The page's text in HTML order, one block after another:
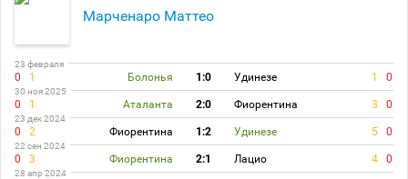
Марченаро Маттео
23 февраля
0 1 Болонья 1:0 Удинезе 1 0
30 ноя 2025
0 1 Аталанта 2:0 Фиорентина 3 0
23 дек 2024
0 2 Фиорентина 1:2 Удинезе 5 0
22 сен 2024
0 3 Фиорентина 2:1 Лацио 4 0
28 апр 2024